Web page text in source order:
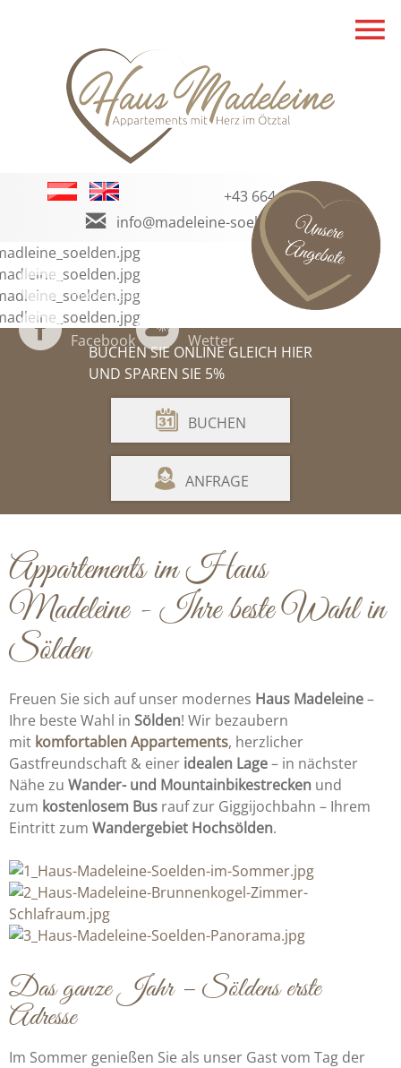
+43 664 8309840
info@madeleine-soelden.com
Bildergalerie Holidaycheck
Facebook Wetter
BUCHEN SIE ONLINE GLEICH HIER
UND SPAREN SIE 5%
BUCHEN
ANFRAGE
Appartements im Haus
Madeleine - Ihre beste Wahl in
Sölden
Freuen Sie sich auf unser modernes Haus Madeleine–
Ihre beste Wahl in Sölden! Wir bezaubern
mit komfortablen Appartements, herzlicher
Gastfreundschaft & einer idealen Lage– in nächster
Nähe zu Wander- und Mountainbikestrecken und
zum kostenlosem Bus rauf zur Giggijochbahn – Ihrem
Eintritt zum Wandergebiet Hochsölden.
Das ganze Jahr – Söldens erste
Adresse
Im Sommer genießen Sie als unser Gast vom Tag der